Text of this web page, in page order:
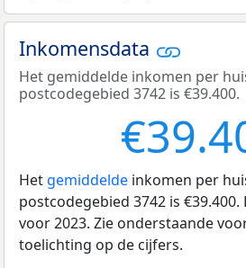
Inkomensdata
Het gemiddelde inkomen per
postcodegebied 3742 is €39.400.
Het gemiddelde inkomen per
postcodegebied 3742 is
voor 2023. Zie onderstaande
toelichting op de cijfers.